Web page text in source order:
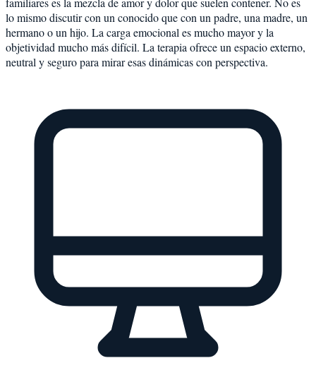
lo mismo discutir con un conocido que con un padre, una madre, un
hermano o un hijo. La carga emocional es mucho mayor y la
objetividad mucho más difícil. La terapia ofrece un espacio externo,
neutral y seguro para mirar esas dinámicas con perspectiva.